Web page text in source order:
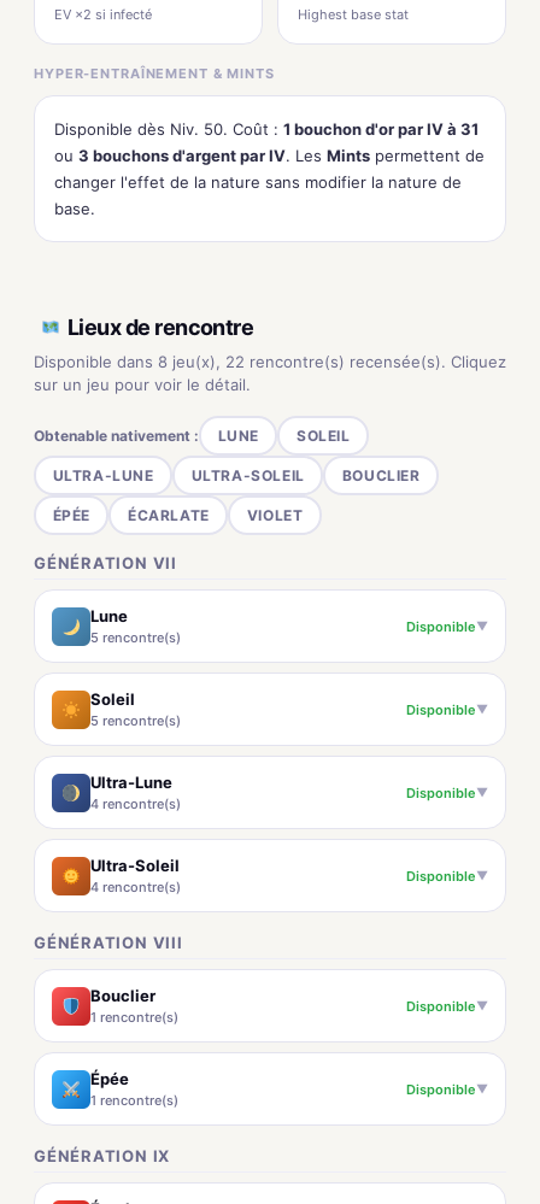
EV ×2 si infecté Highest base stat
HYPER-ENTRAÎNEMENT & MINTS
Disponible dès Niv. 50. Coût : 1 bouchon d'or par IV à 31
ou 3 bouchons d'argent par IV. Les Mints permettent de
changer l'effet de la nature sans modifier la nature de
base.
Lieux de rencontre
Disponible dans 8 jeu(x), 22 rencontre(s) recensée(s). Cliquez
sur un jeu pour voir le détail.
Obtenable nativement : LUNE SOLEIL
ULTRA-LUNE ULTRA-SOLEIL BOUCLIER
ÉPÉE ÉCARLATE VIOLET
GÉNÉRATION VII
Lune
5 rencontre(s)
Disponible▼
Soleil
5 rencontre(s)
Disponible▼
Ultra-Lune
4 rencontre(s)
Disponible▼
Ultra-Soleil
4 rencontre(s)
Disponible▼
GÉNÉRATION VIII
Bouclier
1 rencontre(s)
Disponible▼
Épée
1 rencontre(s)
Disponible▼
GÉNÉRATION IX